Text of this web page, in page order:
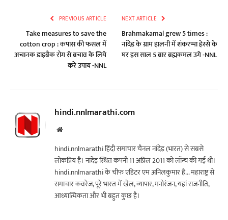
PREVIOUS ARTICLE
Take measures to save the
cotton crop : कपास की फसल में
अचानक डाइबैक रोग से बचाव के लिये
करें उपाय -NNL
NEXT ARTICLE
Brahmakamal grew 5 times :
नांदेड के ग्राम हालनी में शंकरप्पा हेस्से के
घर इस साल 5 बार ब्रह्मकमल उगे -NNL
hindi.nnlmarathi.com
Website
hindi.nnlmarathi हिंदी समाचार चैनल नांदेड़ (भारत) से सबसे
लोकप्रिय है। नांदेड़ स्थित कंपनी 11 अप्रिल 2011 को लॉन्च की गई थी।
hindi.nnlmarathi के चीफ एडिटर एम अनिलकुमार है... महाराष्ट्र से
समाचार कवरेज, पूरे भारत में खेल, व्यापार, मनोरंजन, यहां राजनीति,
आध्यात्मिकता और भी बहुत कुछ है।